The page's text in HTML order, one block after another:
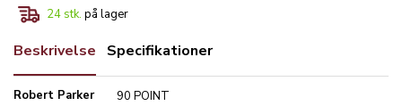
24 stk. på lager
Beskrivelse Specifikationer
Robert Parker 90 POINT